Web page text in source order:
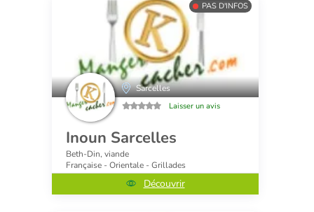
PAS D'INFOS
Sarcelles
Laisser un avis
Inoun Sarcelles
Beth-Din, viande
Française - Orientale - Grillades
Découvrir